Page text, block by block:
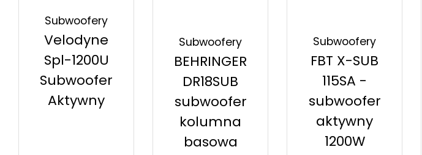
Subwoofery
Velodyne
Spl-1200U
Subwoofer
Aktywny
Subwoofery
BEHRINGER
DR18SUB
subwoofer
kolumna
basowa
Subwoofery
FBT X-SUB
115SA -
subwoofer
aktywny
1200W